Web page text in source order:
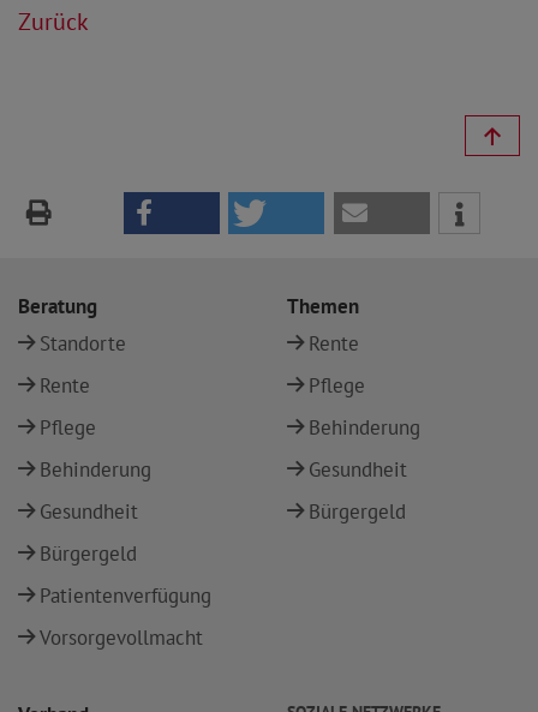
Zurück
Beratung
Standorte
Rente
Pflege
Behinderung
Gesundheit
Bürgergeld
Patientenverfügung
Vorsorgevollmacht
Themen
Rente
Pflege
Behinderung
Gesundheit
Bürgergeld